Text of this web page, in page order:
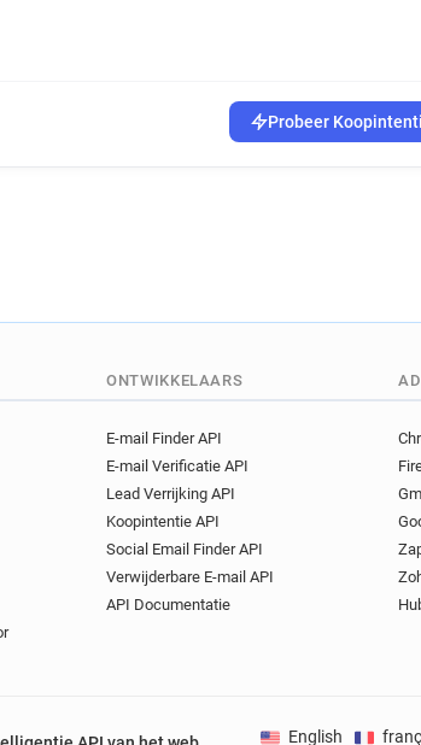
Probeer
ONTWIKKELAARS
E-mail Finder API
E-mail Verificatie API
Lead Verrijking API
Koopintentie API
Social Email Finder API
Verwijderbare E-mail API
API Documentatie
English